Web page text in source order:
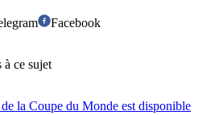
Facebook
à ce sujet
la Coupe du Monde est disponible